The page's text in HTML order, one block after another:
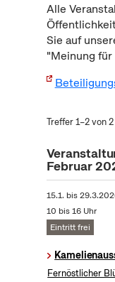
Alle
Sie auf
"Meinung für
Treffer 1–2 von 2
Februar
15.1. bis
10 bis 16 Uhr
Eintritt frei
Fernöstlicher